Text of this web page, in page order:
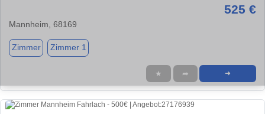
525 €
Mannheim, 68169
Zimmer Zimmer 1
★ ➦ ➜